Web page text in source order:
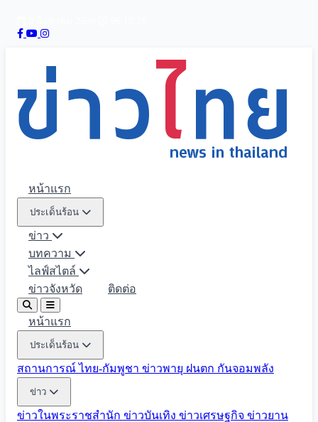
หน้าแรก
ประเด็นร้อน
ข่าว
บทความ
ไลฟ์สไตล์
ข่าวจังหวัด
ติดต่อ
หน้าแรก
ประเด็นร้อน
สถานการณ์ ไทย-กัมพูชา ข่าวพายุ ฝนตก กันจอมพลัง
ข่าว
ข่าวในพระราชสำนัก ข่าวบันเทิง ข่าวเศรษฐกิจ ข่าวยาน